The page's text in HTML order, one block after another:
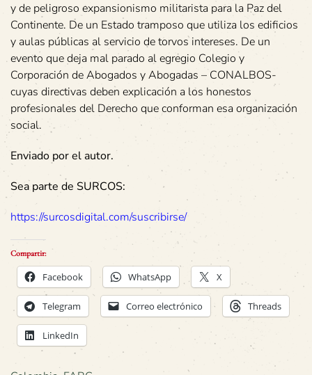
y de peligroso expansionismo militarista para la Paz del
Continente. De un Estado tramposo que utiliza los edificios
y aulas públicas al servicio de torvos intereses. De un
evento que deja mal parado al egregio Colegio y
Corporación de Abogados y Abogadas – CONALBOS-
cuyas directivas deben explicación a los honestos
profesionales del Derecho que conforman esa organización
social.
Enviado por el autor.
Sea parte de SURCOS:
https://surcosdigital.com/suscribirse/
Compartir:
Facebook WhatsApp X
Telegram Correo electrónico Threads
LinkedIn